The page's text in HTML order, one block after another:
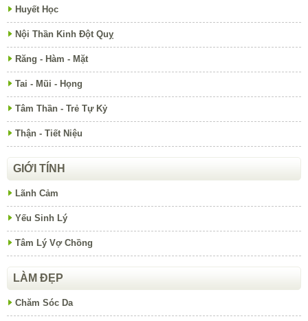
Huyết Học
Nội Thần Kinh Đột Quỵ
Răng - Hàm - Mặt
Tai - Mũi - Họng
Tâm Thần - Trẻ Tự Kỷ
Thận - Tiết Niệu
GIỚI TÍNH
Lãnh Cảm
Yếu Sinh Lý
Tâm Lý Vợ Chồng
LÀM ĐẸP
Chăm Sóc Da